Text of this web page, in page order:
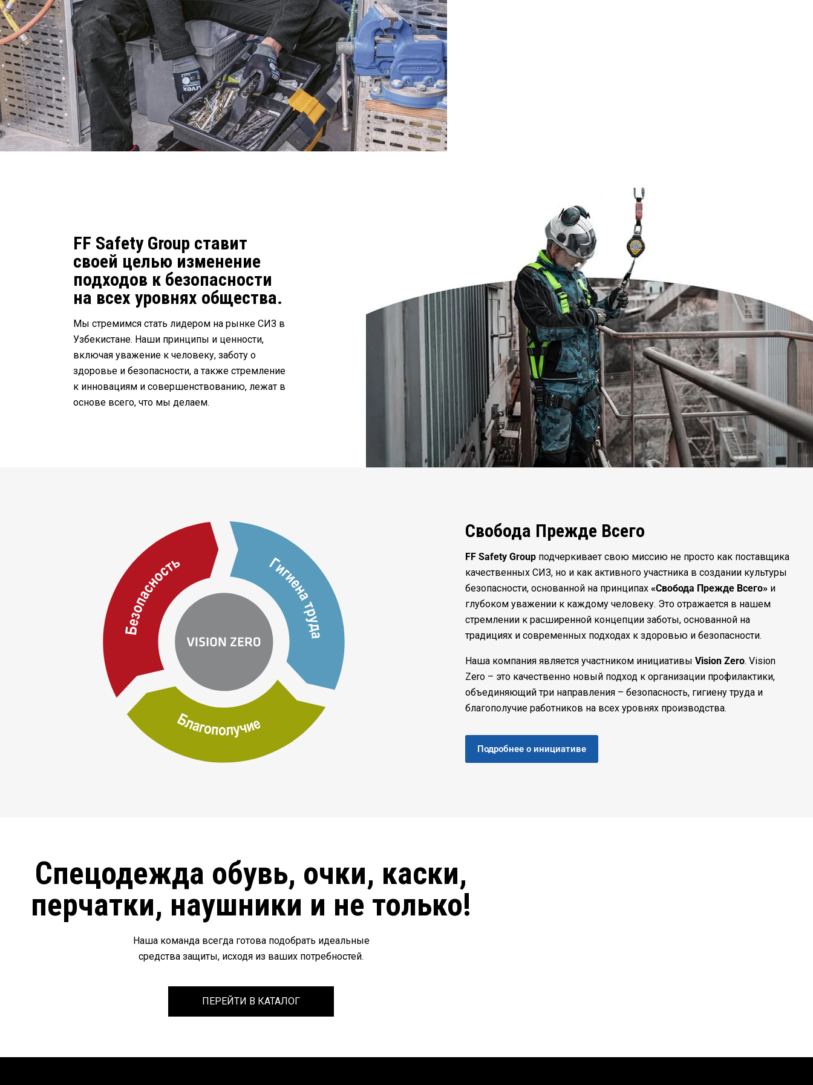
FF Safety Group ставит
своей целью изменение
подходов к безопасности
на всех уровнях общества.
Мы стремимся стать лидером на рынке СИЗ в
Узбекистане. Наши принципы и ценности,
включая уважение к человеку, заботу о
здоровье и безопасности, а также стремление
к инновациям и совершенствованию, лежат в
основе всего, что мы делаем.
Свобода Прежде Всего
FF Safety Group подчеркивает свою миссию не просто как поставщика
качественных СИЗ, но и как активного участника в создании культуры
безопасности, основанной на принципах«Свобода Прежде Всего» и
глубоком уважении к каждому человеку. Это отражается в нашем
стремлении к расширенной концепции заботы, основанной на
традициях и современных подходах к здоровью и безопасности.
Наша компания является участником инициативыVision Zero. Vision
Zero – это качественно новый подход к организации профилактики,
объединяющий три направления – безопасность, гигиену труда и
благополучие работников на всех уровнях производства.
Подробнее о инициативе
Спецодежда обувь, очки, каски,
перчатки, наушники и не только!
Наша команда всегда готова подобрать идеальные
средства защиты, исходя из ваших потребностей.
ПЕРЕЙТИ В КАТАЛОГ